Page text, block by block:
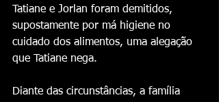
Tatiane e Jorlan foram demitidos,
supostamente por má higiene no
cuidado dos alimentos, uma alegação
que Tatiane nega.
Diante das circunstâncias, a família